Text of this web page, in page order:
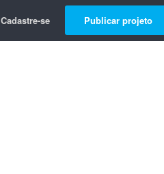
Cadastre-se Publicar projeto